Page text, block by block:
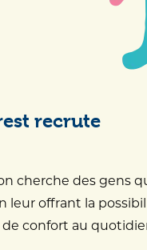
recrute
cherche des gens
leur offrant la
confort au
nos